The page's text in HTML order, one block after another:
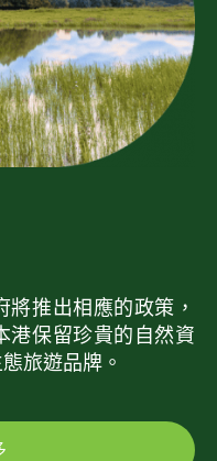
推出相應的政策，
港保留珍貴的自然資
旅遊品牌。